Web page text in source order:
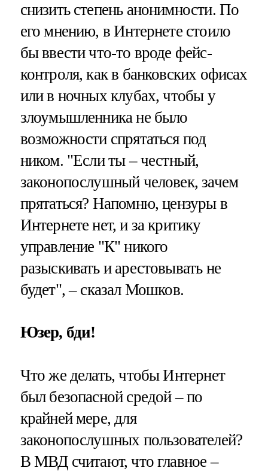
снизить степень анонимности. По
его мнению, в Интернете стоило
бы ввести что-то вроде фейс-
контроля, как в банковских офисах
или в ночных клубах, чтобы у
злоумышленника не было
возможности спрятаться под
ником. "Если ты – честный,
законопослушный человек, зачем
прятаться? Напомню, цензуры в
Интернете нет, и за критику
управление "К" никого
разыскивать и арестовывать не
будет", – сказал Мошков.
Юзер, бди!
Что же делать, чтобы Интернет
был безопасной средой – по
крайней мере, для
законопослушных пользователей?
В МВД считают, что главное –